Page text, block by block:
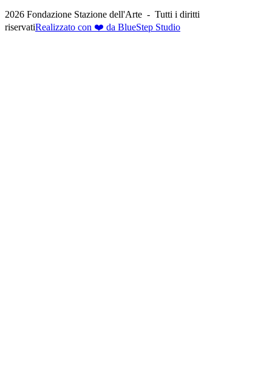
2026 Fondazione Stazione dell'Arte - Tutti i diritti
riservatiRealizzato con ❤️ da BlueStep Studio